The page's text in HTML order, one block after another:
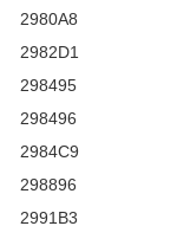
2980A8
2982D1
298495
298496
2984C9
298896
2991B3